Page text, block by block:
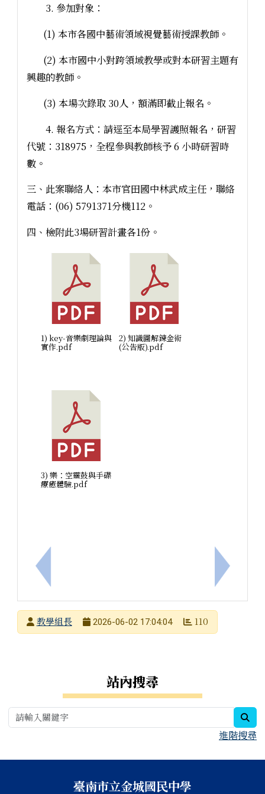
上一筆：原住民族語言能力認證測驗獎勵金線上申請
3. 參加對象：
(1) 本市各國中藝術領域視覺藝術授課教師。
(2) 本市國中小對跨領域教學或對本研習主題有
興趣的教師。
(3) 本場次錄取 30人，額滿即截止報名。
4. 報名方式：請逕至本局學習護照報名，研習
代號：318975，全程參與教師核予 6 小時研習時
數。
三、此案聯絡人：本市官田國中林武成主任，聯絡
電話：(06) 5791371分機112。
四、檢附此3場研習計畫各1份。
1) key-音樂劇理論與
實作.pdf
2) 知識圖解鍊金術
(公告版).pdf
3) 樂：空靈鼓與手碟
療癒體驗.pdf
下一筆：
發布者教學組長
2026-06-02 17:04:04 110
站內搜尋
進階搜尋
頁尾區域內容臺南市立金城國民中學